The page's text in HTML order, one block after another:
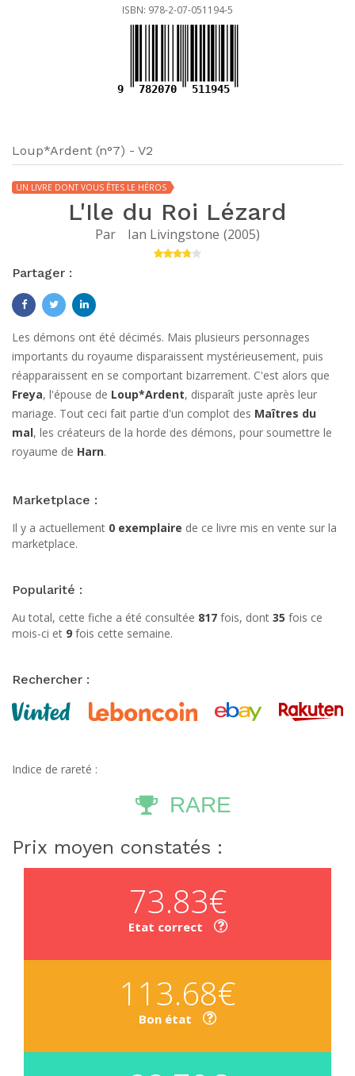
ISBN: 978-2-07-051194-5
9 782070 511945
Loup*Ardent (n°7) - V2
UN LIVRE DONT VOUS ÊTES LE HÉROS
L'Ile du Roi Lézard
Par Ian Livingstone (2005)
Partager :
Les démons ont été décimés. Mais plusieurs personnages
importants du royaume disparaissent mystérieusement, puis
réapparaissent en se comportant bizarrement. C'est alors que
Freya, l'épouse de Loup*Ardent, disparaît juste après leur
mariage. Tout ceci fait partie d'un complot des Maîtres du
mal, les créateurs de la horde des démons, pour soumettre le
royaume de Harn.
Marketplace :
Il y a actuellement 0 exemplaire de ce livre mis en vente sur la
marketplace.
Popularité :
Au total, cette fiche a été consultée 817 fois, dont 35 fois ce
mois-ci et 9 fois cette semaine.
Rechercher :
Indice de rareté :
RARE
Prix moyen constatés :
73.83€
Etat correct
113.68€
Bon état